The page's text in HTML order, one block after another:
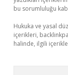
bu sorumluluğu
Hukuka ve yasal
içerikleri,
halinde, ilgili